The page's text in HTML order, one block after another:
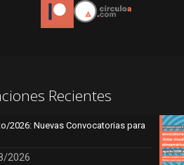
Recientes
2026: Nuevas Convocatorias para
2026